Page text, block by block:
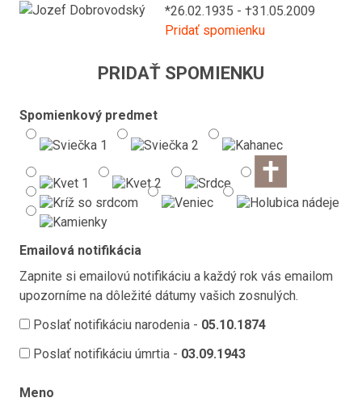
*26.02.1935 - †31.05.2009
Pridať spomienku
PRIDAŤ SPOMIENKU
Spomienkový predmet
Emailová notifikácia
Zapnite si emailovú notifikáciu a každý rok vás emailom
upozorníme na dôležité dátumy vašich zosnulých.
Poslať notifikáciu narodenia - 05.10.1874
Poslať notifikáciu úmrtia - 03.09.1943
Meno